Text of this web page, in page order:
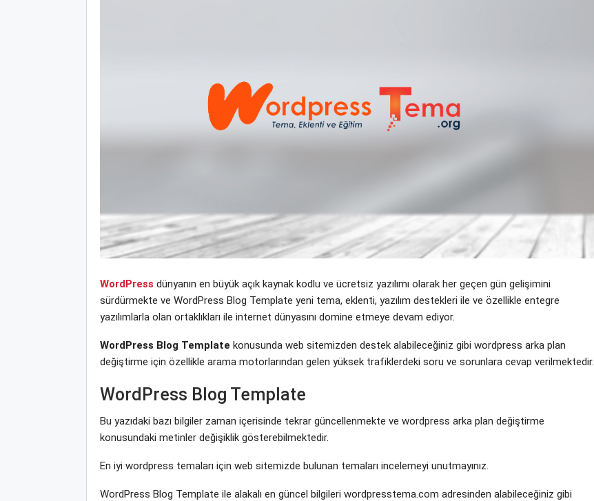
WordPress dünyanın en büyük açık kaynak kodlu ve ücretsiz yazılımı olarak her geçen gün gelişimini
sürdürmekte ve WordPress Blog Template yeni tema, eklenti, yazılım destekleri ile ve özellikle entegre
yazılımlarla olan ortaklıkları ile internet dünyasını domine etmeye devam ediyor.
WordPress Blog Template konusunda web sitemizden destek alabileceğiniz gibi wordpress arka plan
değiştirme için özellikle arama motorlarından gelen yüksek trafiklerdeki soru ve sorunlara cevap verilmektedir.
WordPress Blog Template
Bu yazıdaki bazı bilgiler zaman içerisinde tekrar güncellenmekte ve wordpress arka plan değiştirme
konusundaki metinler değişiklik gösterebilmektedir.
En iyi wordpress temaları için web sitemizde bulunan temaları incelemeyi unutmayınız.
WordPress Blog Template ile alakalı en güncel bilgileri wordpresstema.com adresinden alabileceğiniz gibi